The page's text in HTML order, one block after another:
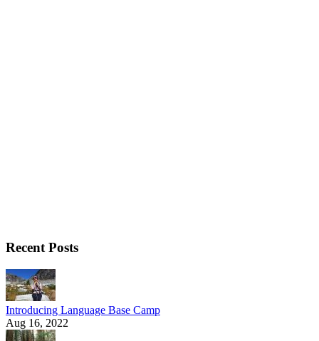
Recent Posts
Introducing Language Base Camp
Aug 16, 2022